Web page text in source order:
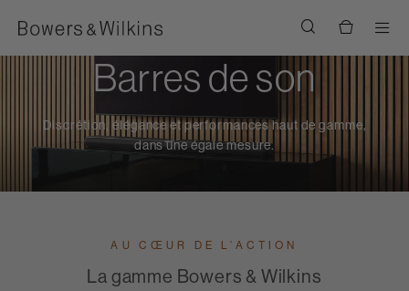
Barres de son
Discrétion, élégance et performances haut de gamme,
dans une égale mesure.
AU CŒUR DE L’ACTION
La gamme Bowers & Wilkins